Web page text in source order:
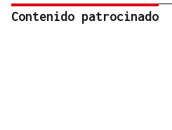
Contenido patrocinado